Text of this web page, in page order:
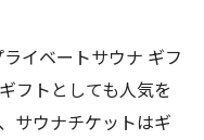
イベートサウナ ギフ
フトとしても人気を
サウナチケットはギ